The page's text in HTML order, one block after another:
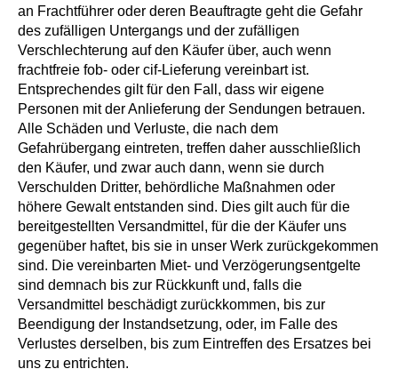
an Frachtführer oder deren Beauftragte geht die Gefahr
des zufälligen Untergangs und der zufälligen
Verschlechterung auf den Käufer über, auch wenn
frachtfreie fob- oder cif-Lieferung vereinbart ist.
Entsprechendes gilt für den Fall, dass wir eigene
Personen mit der Anlieferung der Sendungen betrauen.
Alle Schäden und Verluste, die nach dem
Gefahrübergang eintreten, treffen daher ausschließlich
den Käufer, und zwar auch dann, wenn sie durch
Verschulden Dritter, behördliche Maßnahmen oder
höhere Gewalt entstanden sind. Dies gilt auch für die
bereitgestellten Versandmittel, für die der Käufer uns
gegenüber haftet, bis sie in unser Werk zurückgekommen
sind. Die vereinbarten Miet- und Verzögerungsentgelte
sind demnach bis zur Rückkunft und, falls die
Versandmittel beschädigt zurückkommen, bis zur
Beendigung der Instandsetzung, oder, im Falle des
Verlustes derselben, bis zum Eintreffen des Ersatzes bei
uns zu entrichten.